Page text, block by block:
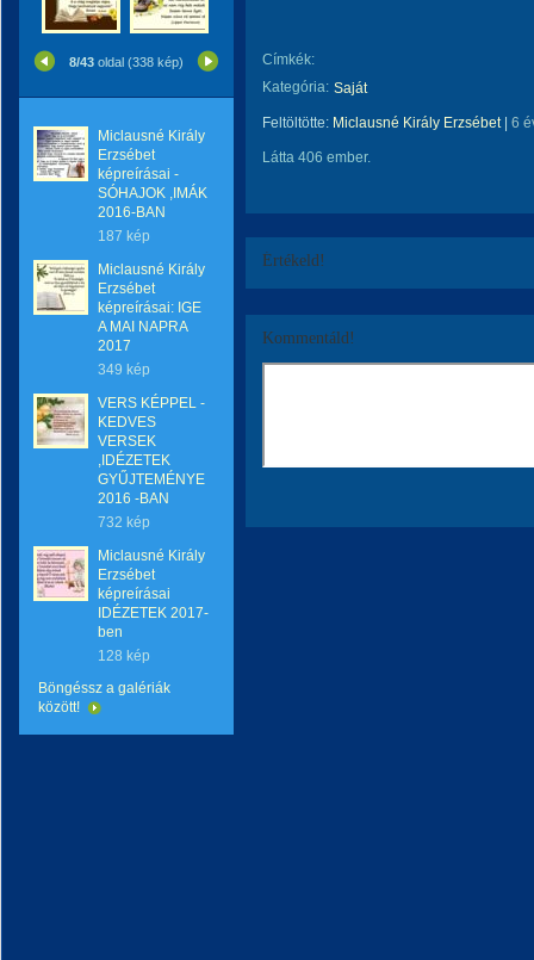
8/43 oldal (338 kép)
Miclausné Király
Erzsébet
képreírásai -
SÓHAJOK ,IMÁK
2016-BAN
187 kép
Miclausné Király
Erzsébet
képreírásai: IGE
A MAI NAPRA
2017
349 kép
VERS KÉPPEL -
KEDVES
VERSEK
,IDÉZETEK
GYŰJTEMÉNYE
2016 -BAN
732 kép
Miclausné Király
Erzsébet
képreírásai
IDÉZETEK 2017-
ben
128 kép
Böngéssz a galériák
között!
Címkék:
Kategória: Saját
Feltöltötte: Miclausné Király Erzsébet| 6
Látta 406 ember.
Értékeld!
Kommentáld!